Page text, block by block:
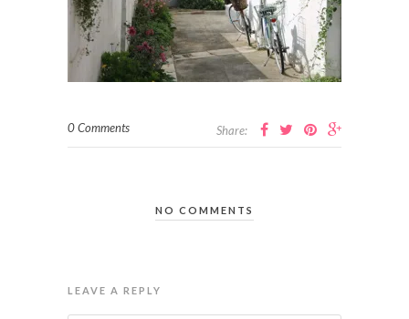
0 Comments Share:
NO COMMENTS
LEAVE A REPLY